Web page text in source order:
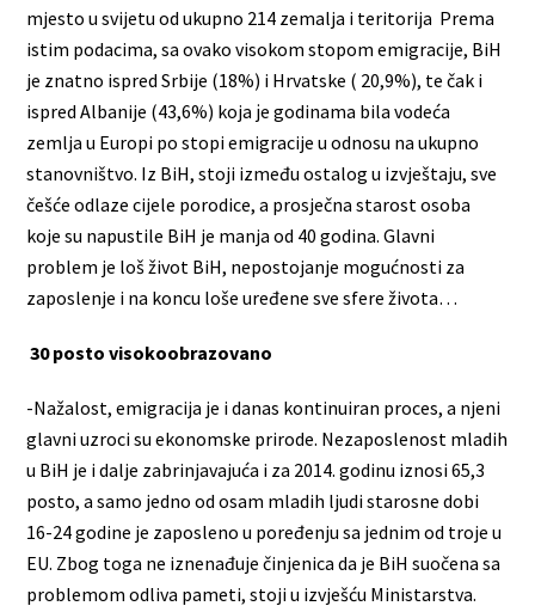
mjesto u svijetu od ukupno 214 zemalja i teritorija Prema
istim podacima, sa ovako visokom stopom emigracije, BiH
je znatno ispred Srbije (18%) i Hrvatske ( 20,9%), te čak i
ispred Albanije (43,6%) koja је godinama bila vodeća
zemlja u Europi ро stopi emigracije u odnosu na ukupno
stanovništvo. Iz BiH, stoji između ostalog u izvještaju, sve
češće odlaze cijele porodice, a prosječna starost osoba
koje su napustile BiH je manja od 40 godina. Glavni
problem je loš život BiH, nepostojanje mogućnosti za
zaposlenje i na koncu loše uređene sve sfere života…
30 posto visokoobrazovano
-Nažalost, emigracija je i danas kontinuiran proces, a njeni
glavni uzroci su ekonomske prirode. Nezaposlenost mladih
u BiH je i dalje zabrinjavajuća i za 2014. godinu iznosi 65,3
posto, a samo jedno od osam mladih ljudi starosne dobi
16-24 godine je zaposleno u poređenju sa jednim od troje u
EU. Zbog toga ne iznenađuje činjenica da je BiH suočena sa
problemom odliva pameti, stoji u izvješću Ministarstva.